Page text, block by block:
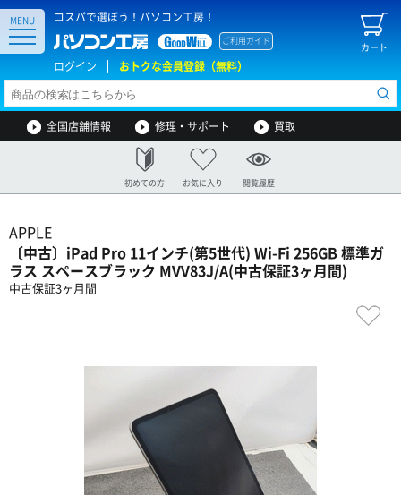
コスパで選ぼう！パソコン工房！
カート
ご利用ガイド
ログイン おトクな会員登録（無料）
MENU
全国店舗情報 修理・サポート 買取
初めての方 お気に入り 閲覧履歴
APPLE
〔中古〕iPad Pro 11インチ(第5世代) Wi-Fi 256GB 標準ガ
ラス スペースブラック MVV83J/A(中古保証3ヶ月間)
中古保証3ヶ月間